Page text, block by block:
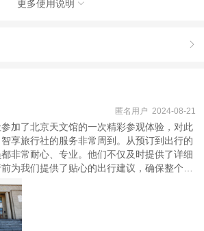
行社有限公司代理招徕，委托社为华夏旅(北京)国
游服务和操作由委托社及其有资质的地接社提供
更多使用说明 

等）前，请务必仔细阅读
旅游文明公约，使您的旅程顺利圆满完成，
全手册》 ，请您认真阅读并切实遵守。
匿名用户 2024-08-21
加了北京天文馆的一次精彩参观体验，对此
享旅行社的服务非常周到。从预订到出行的
非常耐心、专业。他们不仅及时提供了详细
为我们提供了贴心的出行建议，确保整个行
是全息天象演示，令人叹为观止。通过这次
多天文知识，还加深了对宇宙奥秘的兴趣。
能够以通俗易懂的方式解释复杂的天文现